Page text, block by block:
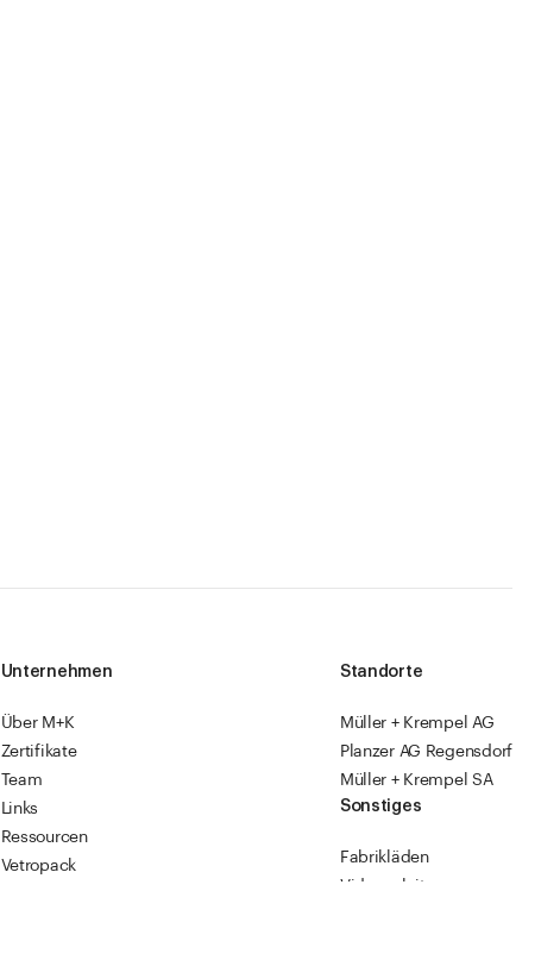
Unternehmen
Über M+K
Zertifikate
Team
Links
Ressourcen
Vetropack
Standorte
Müller + Krempel AG
Planzer AG Regensdorf
Müller + Krempel SA
Sonstiges
Fabrikläden
Videoanleitungen